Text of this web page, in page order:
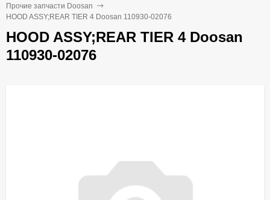
Прочие запчасти Doosan
HOOD ASSY;REAR TIER 4 Doosan 110930-02076
HOOD ASSY;REAR TIER 4 Doosan
110930-02076